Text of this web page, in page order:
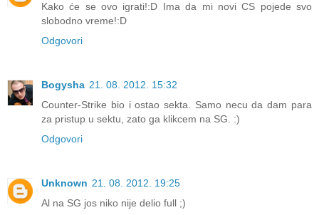
Kako će se ovo igrati!:D Ima da mi novi CS pojede svo
slobodno vreme!:D
Odgovori
Bogysha 21. 08. 2012. 15:32
Counter-Strike bio i ostao sekta. Samo necu da dam para
za pristup u sektu, zato ga klikcem na SG. :)
Odgovori
Unknown 21. 08. 2012. 19:25
Al na SG jos niko nije delio full ;)